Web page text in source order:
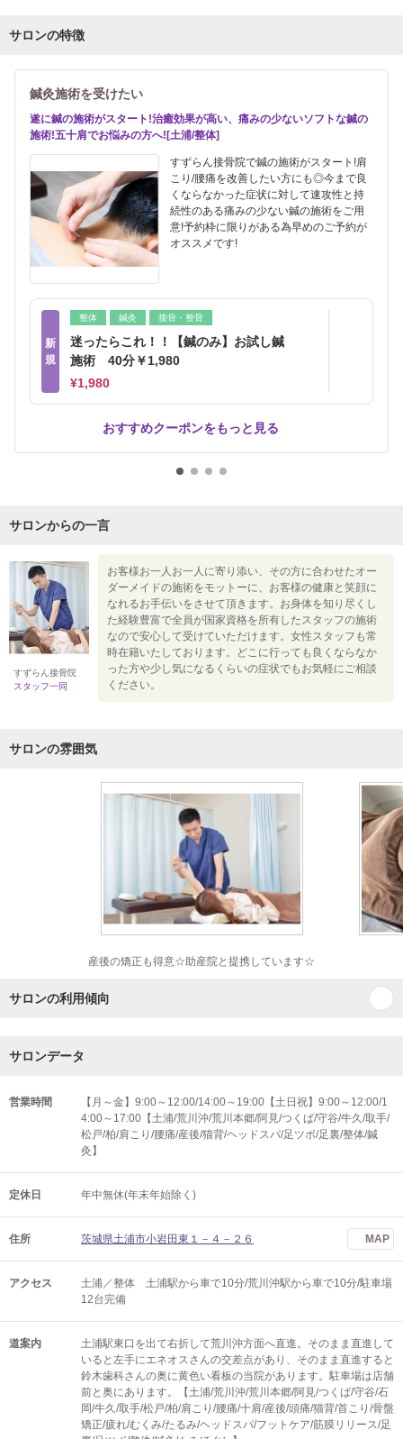
サロンの特徴
鍼灸施術を受けたい
遂に鍼の施術がスタート!治癒効果が高い、痛みの少ないソフトな鍼の
施術!五十肩でお悩みの方へ![土浦/整体]
すずらん接骨院で鍼の施術がスタート!肩
こり/腰痛を改善したい方にも◎今まで良
くならなかった症状に対して速攻性と持
続性のある痛みの少ない鍼の施術をご用
意!予約枠に限りがある為早めのご予約が
オススメです!
新
規
整体 鍼灸 接骨・整骨
迷ったらこれ！！【鍼のみ】お試し鍼
施術 40分￥1,980
¥1,980
おすすめクーポンをもっと見る
サロンからの一言
すずらん接骨院
スタッフ一同
お客様お一人お一人に寄り添い、その方に合わせたオー
ダーメイドの施術をモットーに、お客様の健康と笑顔に
なれるお手伝いをさせて頂きます。お身体を知り尽くし
た経験豊富で全員が国家資格を所有したスタッフの施術
なので安心して受けていただけます。女性スタッフも常
時在籍いたしております。どこに行っても良くならなか
った方や少し気になるくらいの症状でもお気軽にご相談
ください。
サロンの雰囲気
産後の矯正も得意☆助産院と提携しています☆
サロンの利用傾向
サロンデータ
営業時間
【月～金】9:00～12:00/14:00～19:00【土日祝】9:00～12:00/1
4:00～17:00【土浦/荒川沖/荒川本郷/阿見/つくば/守谷/牛久/取手/
松戸/柏/肩こり/腰痛/産後/猫背/ヘッドスパ/足ツボ/足裏/整体/鍼
灸】
定休日 年中無休(年末年始除く)
住所 茨城県土浦市小岩田東１－４－２６ MAP
アクセス
土浦／整体 土浦駅から車で10分/荒川沖駅から車で10分/駐車場
12台完備
道案内
土浦駅東口を出て右折して荒川沖方面へ直進。そのまま直進して
いると左手にエネオスさんの交差点があり、そのまま直進すると
鈴木歯科さんの奥に黄色い看板の当院があります。駐車場は店舗
前と奥にあります。【土浦/荒川沖/荒川本郷/阿見/つくば/守谷/石
岡/牛久/取手/松戸/柏/肩こり/腰痛/十肩/産後/頭痛/猫背/首こり/骨盤
矯正/疲れ/むくみ/たるみ/ヘッドスパ/フットケア/筋膜リリース/足